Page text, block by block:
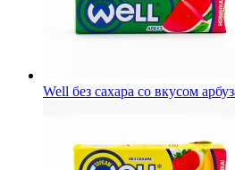
Well без сахара со вкусом